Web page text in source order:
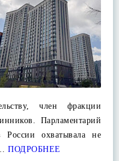
член фракции
Парламентарий
охватывала не
ПОДРОБНЕЕ